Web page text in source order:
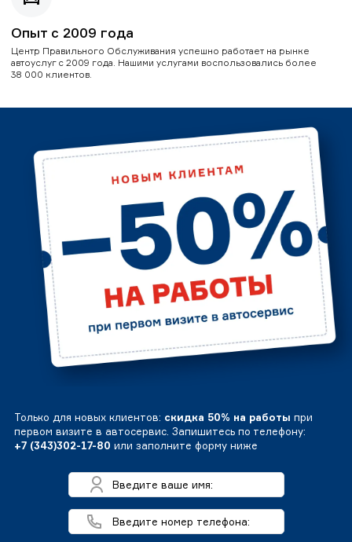
Опыт с 2009 года
Центр Правильного Обслуживания успешно работает на рынке
автоуслуг с 2009 года. Нашими услугами воспользовались более
38 000 клиентов.
Только для новых клиентов: скидка 50% на работы при
первом визите в автосервис. Запишитесь по телефону:
+7 (343)302-17-80 или заполните форму ниже